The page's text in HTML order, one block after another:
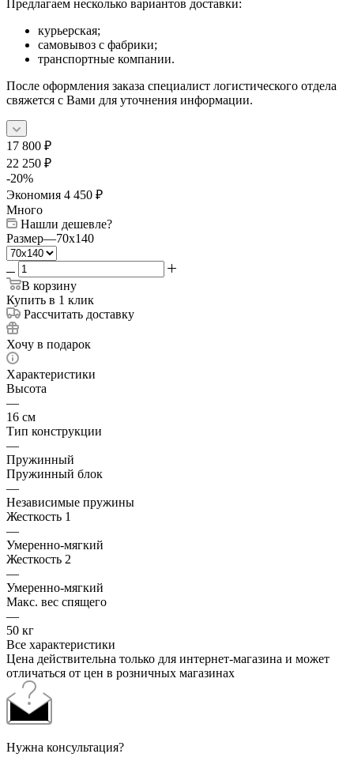
Предлагаем несколько вариантов доставки:
курьерская;
самовывоз с фабрики;
транспортные компании.
После оформления заказа специалист логистического отдела
свяжется с Вами для уточнения информации.
17 800 ₽
22 250 ₽
-20%
Экономия 4 450 ₽
Много
Нашли дешевле?
Размер—70x140
В корзину
Купить в 1 клик
Рассчитать доставку
Хочу в подарок
Характеристики
Высота
—
16 см
Тип конструкции
—
Пружинный
Пружинный блок
—
Независимые пружины
Жесткость 1
—
Умеренно-мягкий
Жесткость 2
—
Умеренно-мягкий
Макс. вес спящего
—
50 кг
Все характеристики
Цена действительна только для интернет-магазина и может
отличаться от цен в розничных магазинах
Нужна консультация?